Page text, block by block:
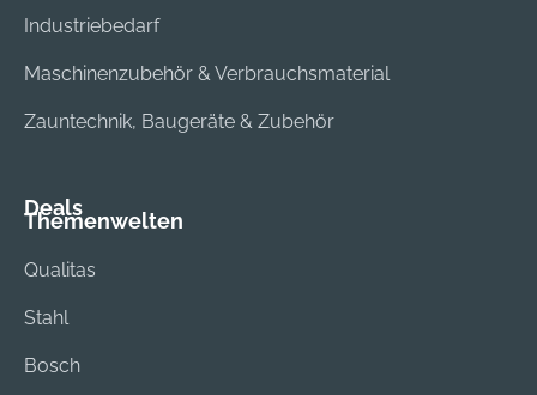
rordnung
2121 und geltendem
DGUV Regelwerk
Industriebedarf
Maschinenzubehör & Verbrauchsmaterial
Zauntechnik, Baugeräte & Zubehör
Deals
Themenwelten
Qualitas
Stahl
Bosch